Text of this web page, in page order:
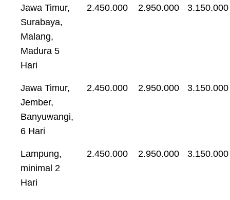
Jawa Timur,
Surabaya,
Malang,
Madura 5
Hari
2.450.000 2.950.000 3.150.000
Jawa Timur,
Jember,
Banyuwangi,
6 Hari
2.450.000 2.950.000 3.150.000
Lampung,
minimal 2
Hari
2.450.000 2.950.000 3.150.000